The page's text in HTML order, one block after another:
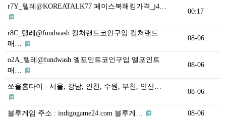
r7Y_텔레@KOREATALK77 페이스북해킹가격_j4…
00:17
r8C_텔레@fundwash 컬쳐랜드코인구입 컬쳐랜드
매…
08-06
o2A_텔레@fundwash 엘포인트코인구입 엘포인트
매…
08-06
쏘울홈타이 - 서울, 강남, 인천, 수원, 부천, 안산…
08-06
블루게임 주소 : indigogame24.com 블루게… 08-06